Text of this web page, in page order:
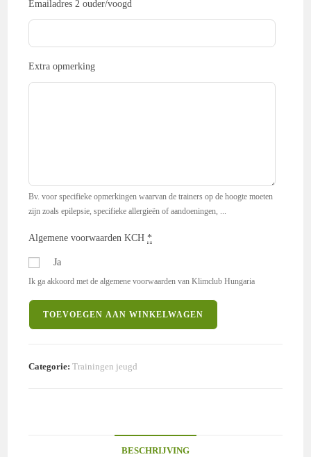
Emailadres 2 ouder/voogd
Extra opmerking
Bv. voor specifieke opmerkingen waarvan de trainers op de hoogte moeten
zijn zoals epilepsie, specifieke allergieën of aandoeningen, ...
Algemene voorwaarden KCH *
Ja
Ik ga akkoord met de algemene voorwaarden van Klimclub Hungaria
1-
TOEVOEGEN AAN WINKELWAGEN
Categorie:Trainingen jeugd
BESCHRIJVING